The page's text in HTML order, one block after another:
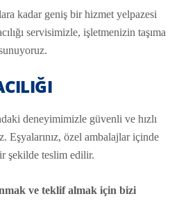
kadar geniş bir hizmet yelpazesi
servisimizle, işletmenizin taşıma
deneyimimizle güvenli ve hızlı
Eşyalarınız, özel ambalajlar içinde
şekilde teslim edilir.
ve teklif almak için bizi